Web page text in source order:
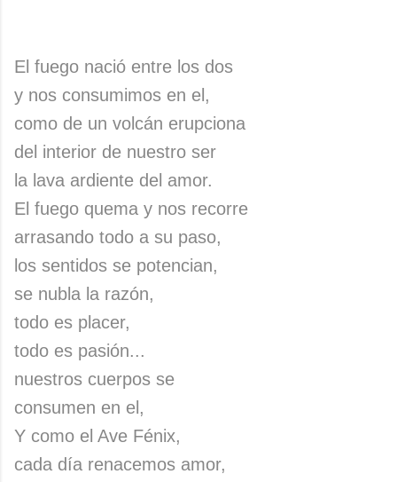
El fuego nació entre los dos
y nos consumimos en el,
como de un volcán erupciona
del interior de nuestro ser
la lava ardiente del amor.
El fuego quema y nos recorre
arrasando todo a su paso,
los sentidos se potencian,
se nubla la razón,
todo es placer,
todo es pasión...
nuestros cuerpos se
consumen en el,
Y como el Ave Fénix,
cada día renacemos amor,